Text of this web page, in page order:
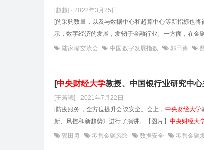
[赵越] · 2022年3月25日
[的采购数量，以及与数据中心和超算中心等新指标也将
示，数字经济的发展，发轫于金融行业。一方面，在金
陆家嘴交流会 中国数字发展指数 郭田勇
[中央财经大学教授、中国银行业研究中
[王若曦] · 2021年7月22日
[防疫服务，全方位提升会议安全。会上， 中央财经大学
新、风控和新趋势》进行了演讲。【图片】 中央财经大
郭田勇 零售金融风险 数据安全 零售金融